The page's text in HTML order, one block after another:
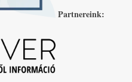
Partnereink: